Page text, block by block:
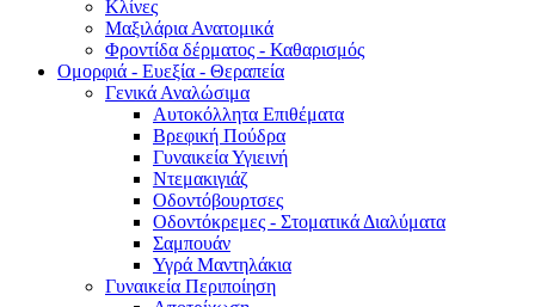
Κλίνες
Μαξιλάρια Ανατομικά
Φροντίδα δέρματος - Καθαρισμός
Ομορφιά - Ευεξία - Θεραπεία
Γενικά Αναλώσιμα
Αυτοκόλλητα Επιθέματα
Βρεφική Πούδρα
Γυναικεία Υγιεινή
Ντεμακιγιάζ
Οδοντόβουρτσες
Οδοντόκρεμες - Στοματικά Διαλύματα
Σαμπουάν
Υγρά Μαντηλάκια
Γυναικεία Περιποίηση